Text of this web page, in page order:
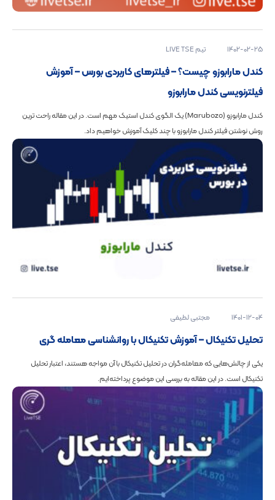
1402-02-25 تیم LIVE TSE
کندل مارابوزو چیست؟ – فیلترهای کاربردی بورس – آموزش
فیلترنویسی کندل مارابوزو
کندل‌ مارابوزو (Marubozo) یک الگوی کندل استیک مهم است. در این مقاله راحت ترین
روش نوشتن فیلتر کندل مارابوزو با چند کلیک آموزش خواهیم داد.
1401-12-04 مجتبی لطیفی
تحلیل تکنیکال – آموزش تکنیکال با روانشناسی معامله گری
یکی از چالش‌هایی که معامله‌گران در تحلیل تکنیکال با آن مواجه هستند، اعتبار تحلیل
تکنیکال است. در این مقاله به بررسی این موضوع پرداخته‌ایم.